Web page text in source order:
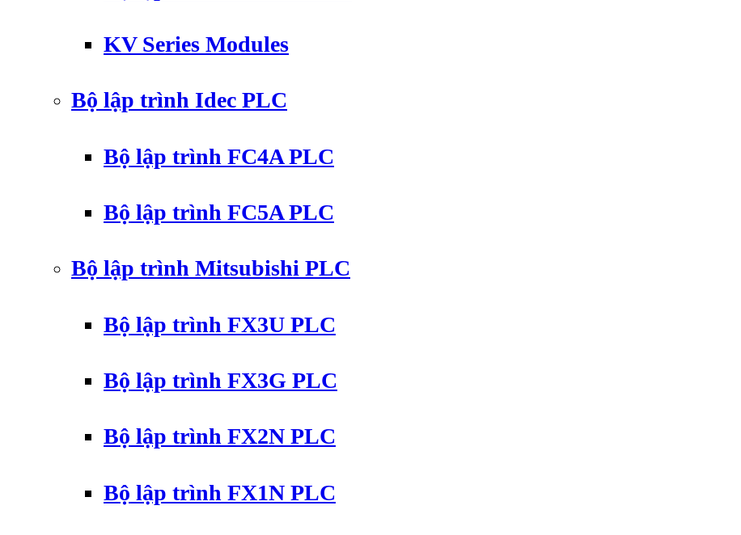
KV Series Modules
Bộ lập trình Idec PLC
Bộ lập trình FC4A PLC
Bộ lập trình FC5A PLC
Bộ lập trình Mitsubishi PLC
Bộ lập trình FX3U PLC
Bộ lập trình FX3G PLC
Bộ lập trình FX2N PLC
Bộ lập trình FX1N PLC